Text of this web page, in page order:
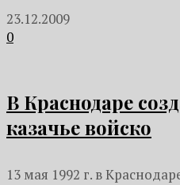
23.12.2009
0
В Краснодаре
казачье войско
13 мая 1992 г. в